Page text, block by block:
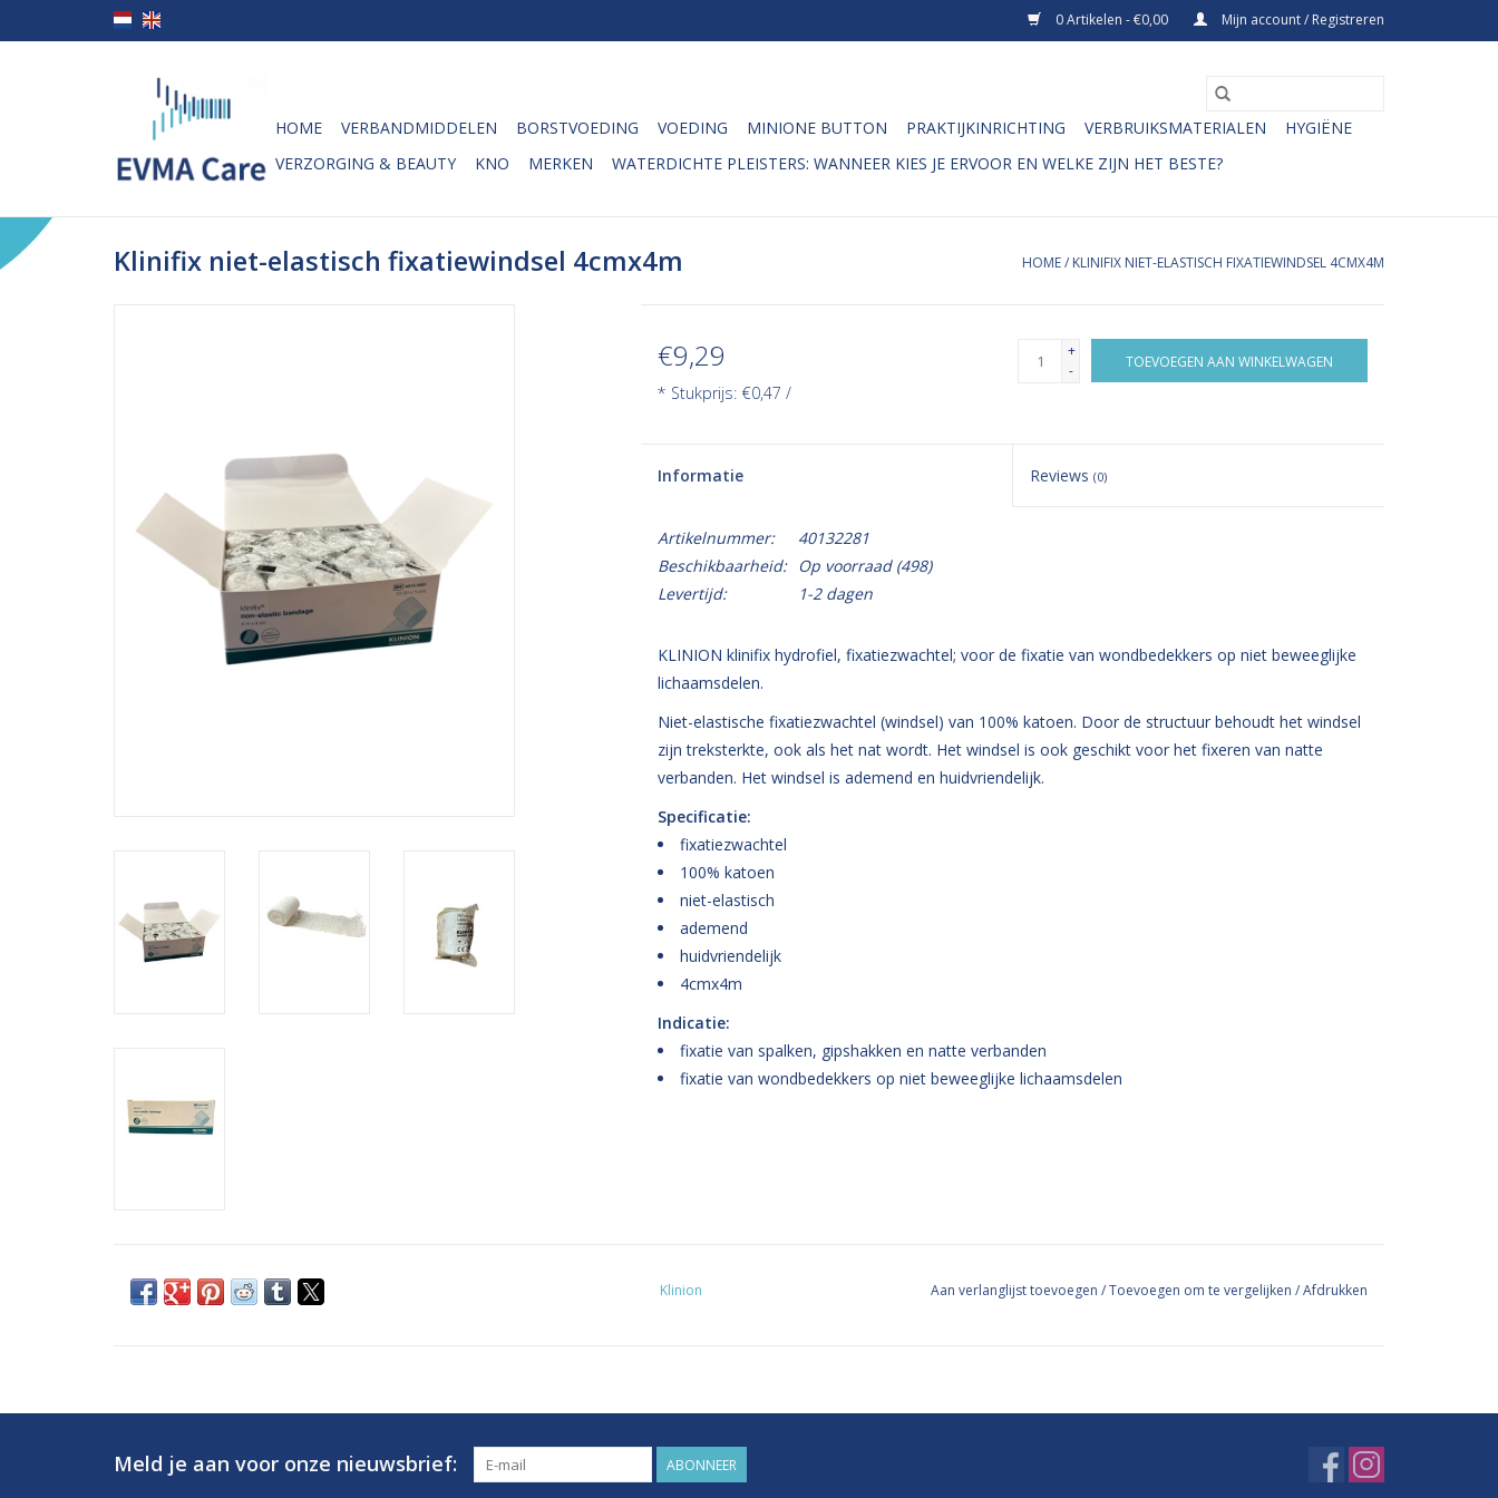
0 Artikelen - €0,00 Mijn account / Registreren
HOME VERBANDMIDDELEN BORSTVOEDING VOEDING MINIONE BUTTON PRAKTIJKINRICHTING VERBRUIKSMATERIALEN
HYGIËNE
VERZORGING & BEAUTY
KNO MERKEN WATERDICHTE PLEISTERS: WANNEER KIES JE ERVOOR EN WELKE ZIJN HET BESTE?
Klinifix niet-elastisch fixatiewindsel 4cmx4m HOME/ KLINIFIX NIET-ELASTISCH FIXATIEWINDSEL 4CMX4M
€9,29
* Stukprijs: €0,47 /
+
-
TOEVOEGEN AAN WINKELWAGEN
Informatie Reviews(0)
Artikelnummer:
40132281
Beschikbaarheid:
Op voorraad(498)
Levertijd:
1-2 dagen
KLINION klinifix hydrofiel, fixatiezwachtel; voor de fixatie van wondbedekkers op niet beweeglijke
lichaamsdelen.
Niet-elastische fixatiezwachtel (windsel) van 100% katoen. Door de structuur behoudt het windsel
zijn treksterkte, ook als het nat wordt. Het windsel is ook geschikt voor het fixeren van natte
verbanden. Het windsel is ademend en huidvriendelijk.
Specificatie:
fixatiezwachtel
100% katoen
niet-elastisch
ademend
huidvriendelijk
4cmx4m
Indicatie:
fixatie van spalken, gipshakken en natte verbanden
fixatie van wondbedekkers op niet beweeglijke lichaamsdelen
Klinion Aan verlanglijst toevoegen /Toevoegen om te vergelijken /Afdrukken
Meld je aan voor onze nieuwsbrief: ABONNEER